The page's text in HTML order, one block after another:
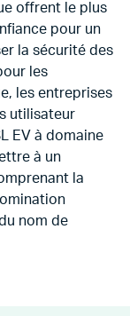
offrent le plus
pour un
la sécurité des
les
les entreprises
utilisateur
EV à domaine
à un
la
nom de